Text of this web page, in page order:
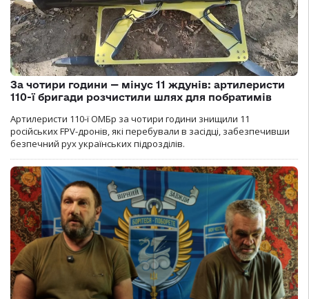
За чотири години — мінус 11 ждунів: артилеристи
110-ї бригади розчистили шлях для побратимів
Артилеристи 110-ї ОМБр за чотири години знищили 11
російських FPV-дронів, які перебували в засідці, забезпечивши
безпечний рух українських підрозділів.